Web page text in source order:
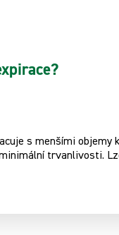
s menšími
trvanlivosti.